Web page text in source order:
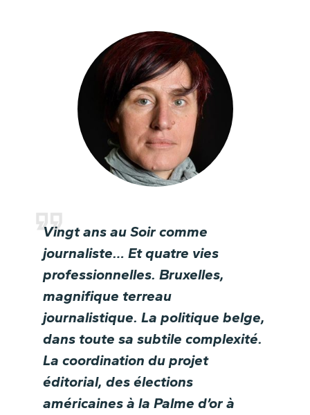
Vingt ans au Soir comme
journaliste… Et quatre vies
professionnelles. Bruxelles,
magnifique terreau
journalistique. La politique belge,
dans toute sa subtile complexité.
La coordination du projet
éditorial, des élections
américaines à la Palme d’or à